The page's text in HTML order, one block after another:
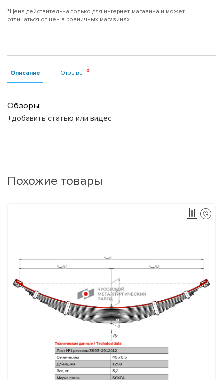
*Цена действительна только для интернет-магазина и может
отличаться от цен в розничных магазинах
Описание Отзывы
Обзоры:
+добавить статью или видео
Похожие товары